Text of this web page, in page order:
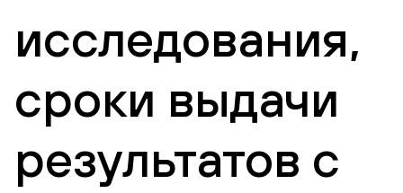
исследования,
сроки выдачи
результатов с